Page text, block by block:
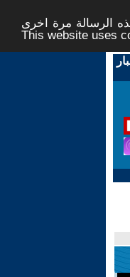
الرسالة مرة اخرى -
This website uses